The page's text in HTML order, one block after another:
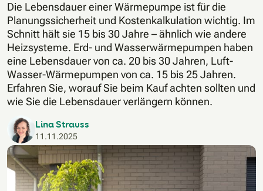
Die Lebensdauer einer Wärmepumpe ist für die
Planungssicherheit und Kostenkalkulation wichtig. Im
Schnitt hält sie 15 bis 30 Jahre – ähnlich wie andere
Heizsysteme. Erd- und Wasserwärmepumpen haben
eine Lebensdauer von ca. 20 bis 30 Jahren, Luft-
Wasser-Wärmepumpen von ca. 15 bis 25 Jahren.
Erfahren Sie, worauf Sie beim Kauf achten sollten und
wie Sie die Lebensdauer verlängern können.
Lina Strauss
11.11.2025